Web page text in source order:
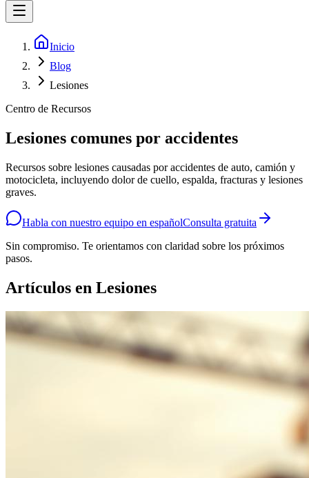
Inicio
Blog
Lesiones
Centro de Recursos
Lesiones comunes por accidentes
Recursos sobre lesiones causadas por accidentes de auto, camión y
motocicleta, incluyendo dolor de cuello, espalda, fracturas y lesiones
graves.
Habla con nuestro equipo en españolConsulta gratuita
Sin compromiso. Te orientamos con claridad sobre los próximos
pasos.
Artículos en Lesiones